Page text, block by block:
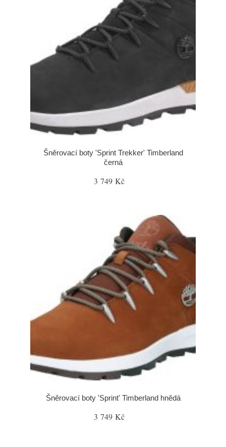
Šněrovací boty 'Sprint Trekker' Timberland
černá
3 749 Kč
Šněrovací boty 'Sprint' Timberland hnědá
3 749 Kč